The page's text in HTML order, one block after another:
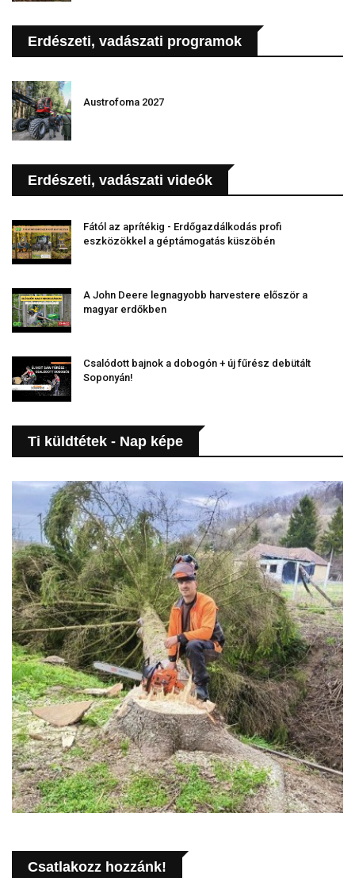
Erdészeti, vadászati programok
Austrofoma 2027
Erdészeti, vadászati videók
Fától az aprítékig - Erdőgazdálkodás profi
eszközökkel a géptámogatás küszöbén
A John Deere legnagyobb harvestere először a
magyar erdőkben
Csalódott bajnok a dobogón + új fűrész debütált
Soponyán!
Ti küldtétek - Nap képe
Csatlakozz hozzánk!